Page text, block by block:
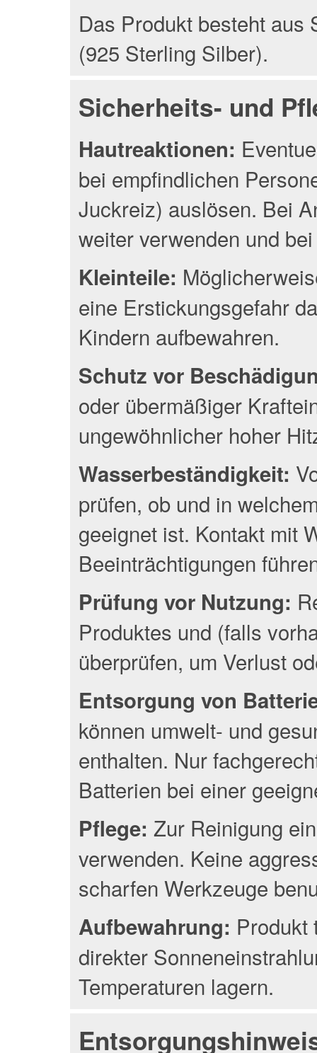
Das Produkt besteht aus
(925 Sterling Silber).
Sicherheits- und
Hautreaktionen:
bei empfindlichen
Juckreiz) auslösen. Bei
weiter verwenden und
Kleinteile:
eine Erstickungsgefahr
Kindern aufbewahren.
Schutz vor
oder übermäßiger
ungewöhnlicher hoher
Wasserbeständigkeit:
prüfen, ob und in
geeignet ist. Kontakt mit
Beeinträchtigungen
Prüfung vor Nutzung:
Produktes und (falls
überprüfen, um Verlust
Entsorgung von
können umwelt- und
enthalten. Nur
Batterien bei einer
Pflege: Zur Reinigung
verwenden. Keine
scharfen Werkzeuge
Aufbewahrung: Produkt
direkter
Temperaturen lagern.